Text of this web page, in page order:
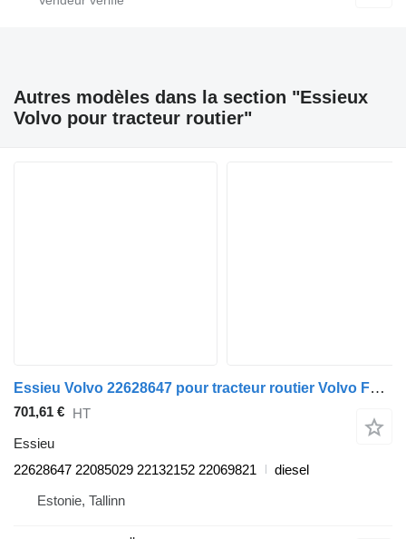
Autres modèles dans la section "Essieux
Volvo pour tracteur routier"
Essieu Volvo 22628647 pour tracteur routier Volvo FH, FM, FMX-4 series (2013-)
701,61 € HT
Essieu
22628647 22085029 22132152 22069821
diesel
Estonie, Tallinn